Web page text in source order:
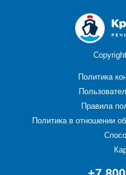
Политика
Правила
Политика в отношении